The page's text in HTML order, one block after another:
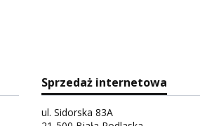
Sprzedaż internetowa
ul. Sidorska 83A